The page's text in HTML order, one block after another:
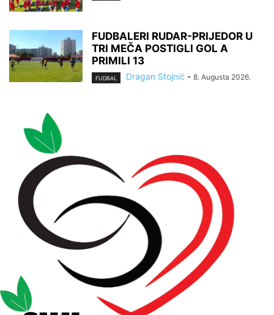
FUDBALERI RUDAR-PRIJEDOR U
TRI MEČA POSTIGLI GOL A
PRIMILI 13
FUDBAL Dragan Stojnić - 8. Augusta 2026.